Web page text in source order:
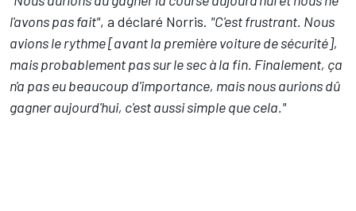
l'avons pas fait", a déclaré Norris. "C'est frustrant. Nous
avions le rythme [avant la première voiture de sécurité],
mais probablement pas sur le sec à la fin. Finalement, ça
n'a pas eu beaucoup d'importance, mais nous aurions dû
gagner aujourd'hui, c'est aussi simple que cela."